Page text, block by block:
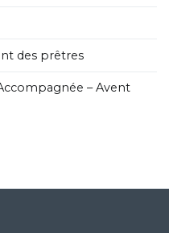
des prêtres
– Avent